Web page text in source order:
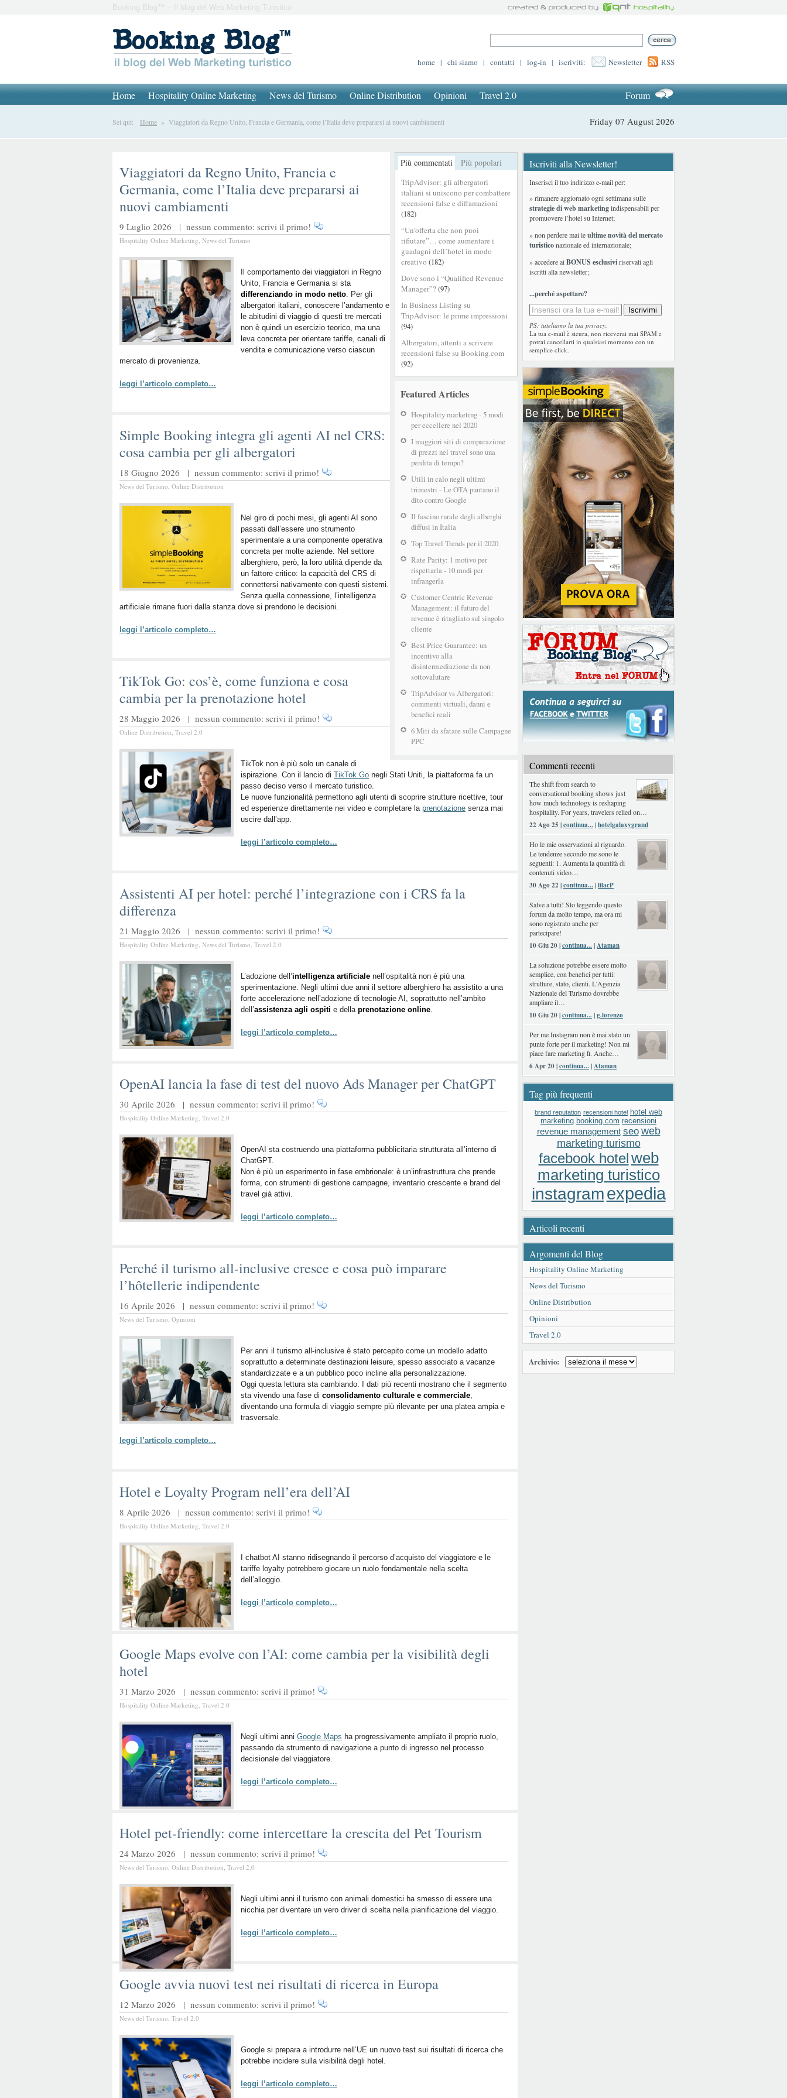
Booking Blog™ – Il blog del Web Marketing Turistico
home | chi siamo | contatti | log-in | iscriviti: Newsletter RSS
Home Hospitality Online Marketing News del Turismo Online Distribution Opinioni Travel 2.0 Forum
Sei qui: Home » Viaggiatori da Regno Unito, Francia e Germania, come l’Italia deve prepararsi ai nuovi cambiamenti Friday 07 August 2026
Più commentati Più popolari
TripAdvisor: gli albergatori
italiani si uniscono per combattere
recensioni false e diffamazioni
(182)
“Un’offerta che non puoi
rifiutare”… come aumentare i
guadagni dell’hotel in modo
creativo (182)
Dove sono i “Qualified Revenue
Manager”?(97)
In Business Listing su
TripAdvisor: le prime impressioni
(94)
Albergatori, attenti a scrivere
recensioni false su Booking.com
(92)
Featured Articles
Hospitality marketing - 5 modi
per eccellere nel 2020
I maggiori siti di comparazione
di prezzi nel travel sono una
perdita di tempo?
Utili in calo negli ultimi
trimestri - Le OTA puntano il
dito contro Google
Il fascino rurale degli alberghi
diffusi in Italia
Top Travel Trends per il 2020
Rate Parity: 1 motivo per
rispettarla - 10 modi per
infrangerla
Customer Centric Revenue
Management: il futuro del
revenue è ritagliato sul singolo
cliente
Best Price Guarantee: un
incentivo alla
disintermediazione da non
sottovalutare
TripAdvisor vs Albergatori:
commenti virtuali, danni e
benefici reali
6 Miti da sfatare sulle Campagne
PPC
Viaggiatori da Regno Unito, Francia e
Germania, come l’Italia deve prepararsi ai
nuovi cambiamenti
9 Luglio 2026 | nessun commento: scrivi il primo!
Hospitality Online Marketing, News del Turismo
Il comportamento dei viaggiatori in Regno
Unito, Francia e Germania si sta
differenziando in modo netto. Per gli
albergatori italiani, conoscere l’andamento e
le abitudini di viaggio di questi tre mercati
non è quindi un esercizio teorico, ma una
leva concreta per orientare tariffe, canali di
vendita e comunicazione verso ciascun
mercato di provenienza.
leggi l’articolo completo…
Simple Booking integra gli agenti AI nel CRS:
cosa cambia per gli albergatori
18 Giugno 2026 | nessun commento: scrivi il primo!
News del Turismo, Online Distribution
Nel giro di pochi mesi, gli agenti AI sono
passati dall’essere uno strumento
sperimentale a una componente operativa
concreta per molte aziende. Nel settore
alberghiero, però, la loro utilità dipende da
un fattore critico: la capacità del CRS di
connettersi nativamente con questi sistemi.
Senza quella connessione, l’intelligenza
artificiale rimane fuori dalla stanza dove si prendono le decisioni.
leggi l’articolo completo…
TikTok Go: cos’è, come funziona e cosa
cambia per la prenotazione hotel
28 Maggio 2026 | nessun commento: scrivi il primo!
Online Distribution, Travel 2.0
TikTok non è più solo un canale di
ispirazione. Con il lancio di TikTok Go negli Stati Uniti, la piattaforma fa un
passo deciso verso il mercato turistico.
Le nuove funzionalità permettono agli utenti di scoprire strutture ricettive, tour
ed esperienze direttamente nei video e completare la prenotazione senza mai
uscire dall’app.
leggi l’articolo completo…
Assistenti AI per hotel: perché l’integrazione con i CRS fa la
differenza
21 Maggio 2026 | nessun commento: scrivi il primo!
Hospitality Online Marketing, News del Turismo, Travel 2.0
L’adozione dell’intelligenza artificiale nell’ospitalità non è più una
sperimentazione. Negli ultimi due anni il settore alberghiero ha assistito a una
forte accelerazione nell’adozione di tecnologie AI, soprattutto nell’ambito
dell’assistenza agli ospiti e della prenotazione online.
leggi l’articolo completo…
OpenAI lancia la fase di test del nuovo Ads Manager per ChatGPT
30 Aprile 2026 | nessun commento: scrivi il primo!
Hospitality Online Marketing, Travel 2.0
OpenAI sta costruendo una piattaforma pubblicitaria strutturata all’interno di
ChatGPT.
Non è più un esperimento in fase embrionale: è un’infrastruttura che prende
forma, con strumenti di gestione campagne, inventario crescente e brand del
travel già attivi.
leggi l’articolo completo…
Perché il turismo all-inclusive cresce e cosa può imparare
l’hôtellerie indipendente
16 Aprile 2026 | nessun commento: scrivi il primo!
News del Turismo, Opinioni
Per anni il turismo all-inclusive è stato percepito come un modello adatto
soprattutto a determinate destinazioni leisure, spesso associato a vacanze
standardizzate e a un pubblico poco incline alla personalizzazione.
Oggi questa lettura sta cambiando. I dati più recenti mostrano che il segmento
sta vivendo una fase di consolidamento culturale e commerciale,
diventando una formula di viaggio sempre più rilevante per una platea ampia e
trasversale.
leggi l’articolo completo…
Hotel e Loyalty Program nell’era dell’AI
8 Aprile 2026 | nessun commento: scrivi il primo!
Hospitality Online Marketing, Travel 2.0
I chatbot AI stanno ridisegnando il percorso d’acquisto del viaggiatore e le
tariffe loyalty potrebbero giocare un ruolo fondamentale nella scelta
dell’alloggio.
leggi l’articolo completo…
Google Maps evolve con l’AI: come cambia per la visibilità degli
hotel
31 Marzo 2026 | nessun commento: scrivi il primo!
Hospitality Online Marketing, Travel 2.0
Negli ultimi anni Google Maps ha progressivamente ampliato il proprio ruolo,
passando da strumento di navigazione a punto di ingresso nel processo
decisionale del viaggiatore.
leggi l’articolo completo…
Hotel pet-friendly: come intercettare la crescita del Pet Tourism
24 Marzo 2026 | nessun commento: scrivi il primo!
News del Turismo, Online Distribution, Travel 2.0
Negli ultimi anni il turismo con animali domestici ha smesso di essere una
nicchia per diventare un vero driver di scelta nella pianificazione del viaggio.
leggi l’articolo completo…
Google avvia nuovi test nei risultati di ricerca in Europa
12 Marzo 2026 | nessun commento: scrivi il primo!
News del Turismo, Travel 2.0
Google si prepara a introdurre nell’UE un nuovo test sui risultati di ricerca che
potrebbe incidere sulla visibilità degli hotel.
leggi l’articolo completo…
Iscriviti alla Newsletter!
Inserisci il tuo indirizzo e-mail per:
» rimanere aggiornato ogni settimana sulle
strategie di web marketingindispensabili per
promuovere l’hotel su Internet;
» non perdere mai leultime novità del mercato
turisticonazionale ed internazionale;
» accedere aiBONUS esclusiviriservati agli
iscritti alla newsletter;
...perché aspettare?
PS: tuteliamo la tua privacy.
La tua e-mail è sicura, non riceverai mai SPAM e
potrai cancellarti in qualsiasi momento con un
semplice click.
Commenti recenti
The shift from search to
conversational booking shows just
how much technology is reshaping
hospitality. For years, travelers relied on…
22 Ago 25 |continua...|hotelgalaxygrand
Ho le mie osservazioni al riguardo.
Le tendenze secondo me sono le
seguenti: 1. Aumenta la quantità di
contenuti video…
30 Ago 22 |continua...|lilacP
Salve a tutti! Sto leggendo questo
forum da molto tempo, ma ora mi
sono registrato anche per
partecipare!
10 Giu 20 |continua...|Ataman
La soluzione potrebbe essere molto
semplice, con benefici per tutti:
strutture, stato, clienti. L'Agenzia
Nazionale del Turismo dovrebbe
ampliare il…
10 Giu 20 |continua...|g.lorenzo
Per me Instagram non è mai stato un
punte forte per il marketing! Non mi
piace fare marketing lì. Anche…
6 Apr 20 |continua...|Ataman
Tag più frequenti
brand reputation recensioni hotel hotel web
marketing booking.com recensioni
revenue management seo web
marketing turismo
facebook hotelweb
marketing turistico
instagramexpedia
Articoli recenti
Argomenti del Blog
Hospitality Online Marketing
News del Turismo
Online Distribution
Opinioni
Travel 2.0
Archivio: